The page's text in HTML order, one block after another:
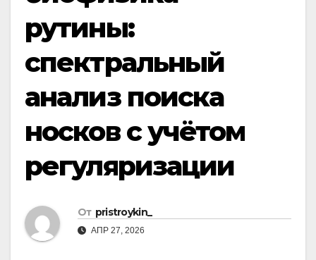
рутины:
спектральный
анализ поиска
носков с учётом
регуляризации
От pristroykin_
АПР 27, 2026